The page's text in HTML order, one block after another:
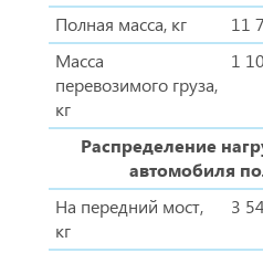
Полная масса, кг
11
Масса
перевозимого груза,
кг
1
Распределение
автомобиля
На передний мост,
кг
3